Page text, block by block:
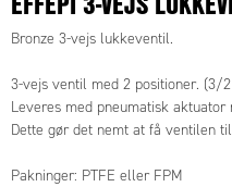
Bronze 3-vejs lukkeventil.
3-vejs ventil med 2 positioner. (3/
Leveres med pneumatisk aktuator
Dette gør det nemt at få ventilen
Pakninger: PTFE eller FPM